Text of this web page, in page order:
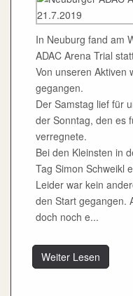
In Neuburg fand am
ADAC Arena Trial
Von unseren Aktiven
gegangen.
Der Samstag lief für
der Sonntag, den es
verregnete.
Bei den Kleinsten in
Tag Simon Schweikl
Leider war kein
den Start gegangen.
doch noch e...
Weiter Lesen